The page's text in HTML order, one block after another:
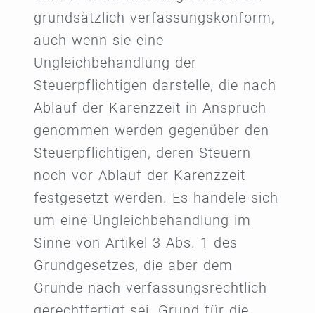
grundsätzlich verfassungskonform,
auch wenn sie eine
Ungleichbehandlung der
Steuerpflichtigen darstelle, die nach
Ablauf der Karenzzeit in Anspruch
genommen werden gegenüber den
Steuerpflichtigen, deren Steuern
noch vor Ablauf der Karenzzeit
festgesetzt werden. Es handele sich
um eine Ungleichbehandlung im
Sinne von Artikel 3 Abs. 1 des
Grundgesetzes, die aber dem
Grunde nach verfassungsrechtlich